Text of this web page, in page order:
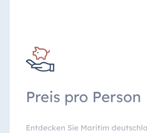
Freie Nutzung des
Preis pro Person
Entdecken Sie Maritim